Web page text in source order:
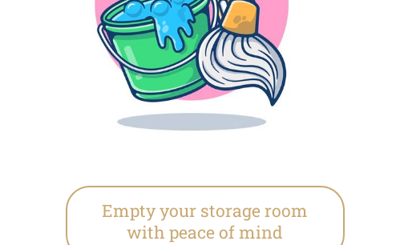
Empty your storage room
with peace of mind